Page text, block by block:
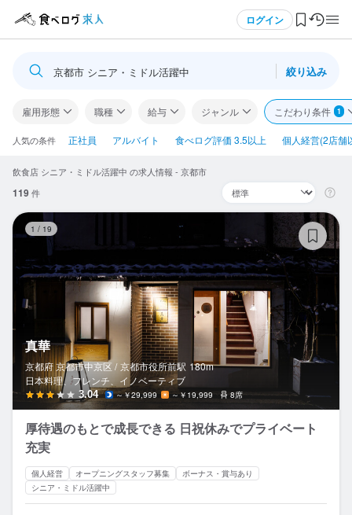
ログイン
ログイン・無料会員登録
食べログ求人TOP
求人検索
気になる求人
検索履歴・保存した条件
応募履歴
WEB履歴書
スカウト・メルマガ受信設定
ヘルプ・お問い合わせフォーム
掲載をご検討の店舗様へ
京都市 シニア・ミドル活躍中 絞り込み
雇用形態 職種 給与 ジャンル こだわり条件 1
人気の条件 正社員 アルバイト 食べログ評価 3.5以上 個人経営(2店舗
飲食店 シニア・ミドル活躍中 の求人情報 - 京都市
119件
1 / 19
真華
京都府 京都市中京区 / 京都市役所前駅 180m
日本料理、フレンチ、イノベーティブ
3.04 ～￥29,999 ～￥19,999 8席
厚待遇のもとで成長できる 日祝休みでプライベート
充実
個人経営 オープニングスタッフ募集
ボーナス・賞与あり
シニア・ミドル活躍中